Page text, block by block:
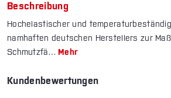
Beschreibung
Hochelastischer und
namhaften deutschen Herstellers zur
Schmutz­fä…Mehr
Kundenbewertungen